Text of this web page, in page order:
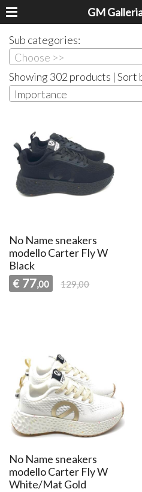
GM
Sub categories:
Choose >>
Showing 302 products | Sort
Importance
No Name sneakers
modello Carter Fly W
Black
€ 77,00 129,00
No Name sneakers
modello Carter Fly W
White/Mat Gold